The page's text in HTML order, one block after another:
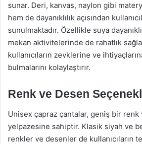
sunar. Deri, kanvas, naylon gibi
hem de dayanıklılık açısından
sunulmaktadır. Özellikle suya
mekan aktivitelerinde de rahatlık
kullanıcıların zevklerine ve
bulmalarını kolaylaştırır.
Renk ve Desen
Unisex çapraz çantalar, geniş bir renk
yelpazesine sahiptir. Klasik siyah ve
renkler ve desenler de kullanıcıların